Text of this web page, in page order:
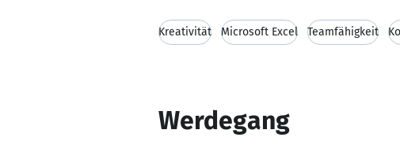
Kreativität Microsoft Excel Teamfähigkeit
Werdegang